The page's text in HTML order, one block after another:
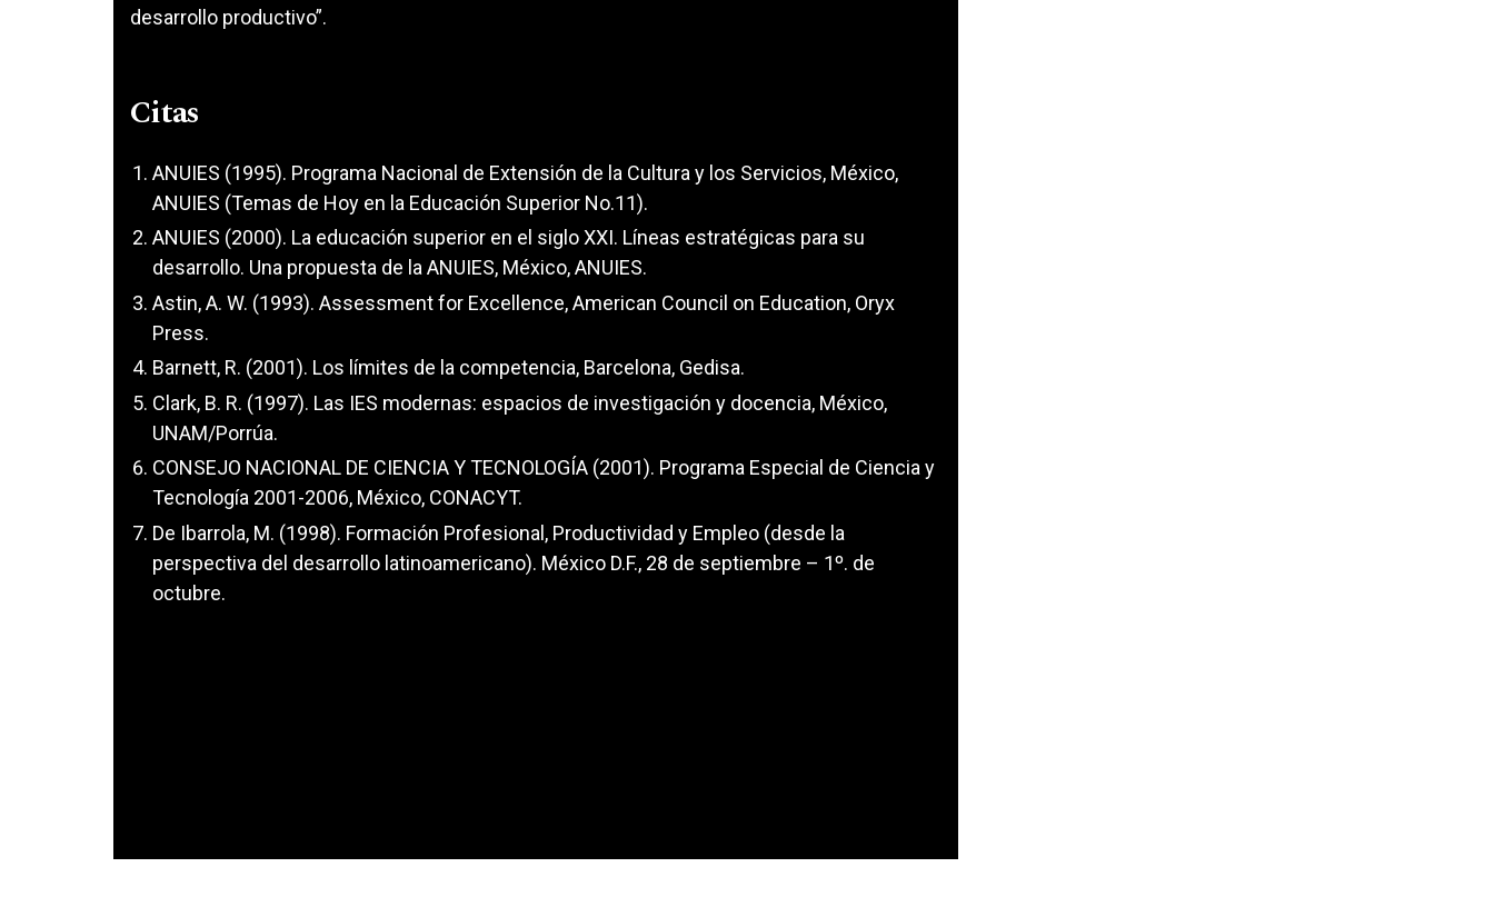
desarrollo productivo”.
Citas
ANUIES (1995). Programa Nacional de Extensión de la Cultura y los Servicios, México,
ANUIES (Temas de Hoy en la Educación Superior No.11).
ANUIES (2000). La educación superior en el siglo XXI. Líneas estratégicas para su
desarrollo. Una propuesta de la ANUIES, México, ANUIES.
Astin, A. W. (1993). Assessment for Excellence, American Council on Education, Oryx
Press.
Barnett, R. (2001). Los límites de la competencia, Barcelona, Gedisa.
Clark, B. R. (1997). Las IES modernas: espacios de investigación y docencia, México,
UNAM/Porrúa.
CONSEJO NACIONAL DE CIENCIA Y TECNOLOGÍA (2001). Programa Especial de Ciencia y
Tecnología 2001-2006, México, CONACYT.
De Ibarrola, M. (1998). Formación Profesional, Productividad y Empleo (desde la
perspectiva del desarrollo latinoamericano). México D.F., 28 de septiembre – 1º. de
octubre.